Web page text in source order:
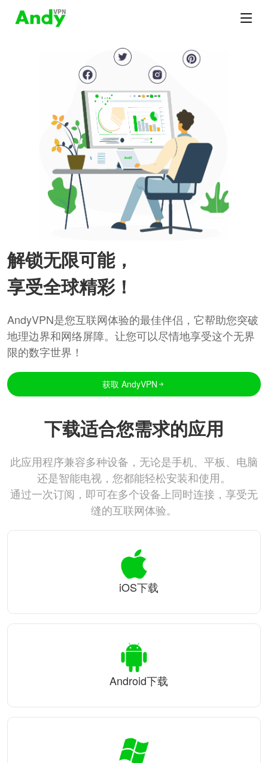
解锁无限可能，
享受全球精彩！
AndyVPN是您互联网体验的最佳伴侣，它帮助您突破
地理边界和网络屏障。让您可以尽情地享受这个无界
限的数字世界！
获取 AndyVPN
下载适合您需求的应用
此应用程序兼容多种设备，无论是手机、平板、电脑
还是智能电视，您都能轻松安装和使用。
通过一次订阅，即可在多个设备上同时连接，享受无
缝的互联网体验。
iOS下载
Android下载